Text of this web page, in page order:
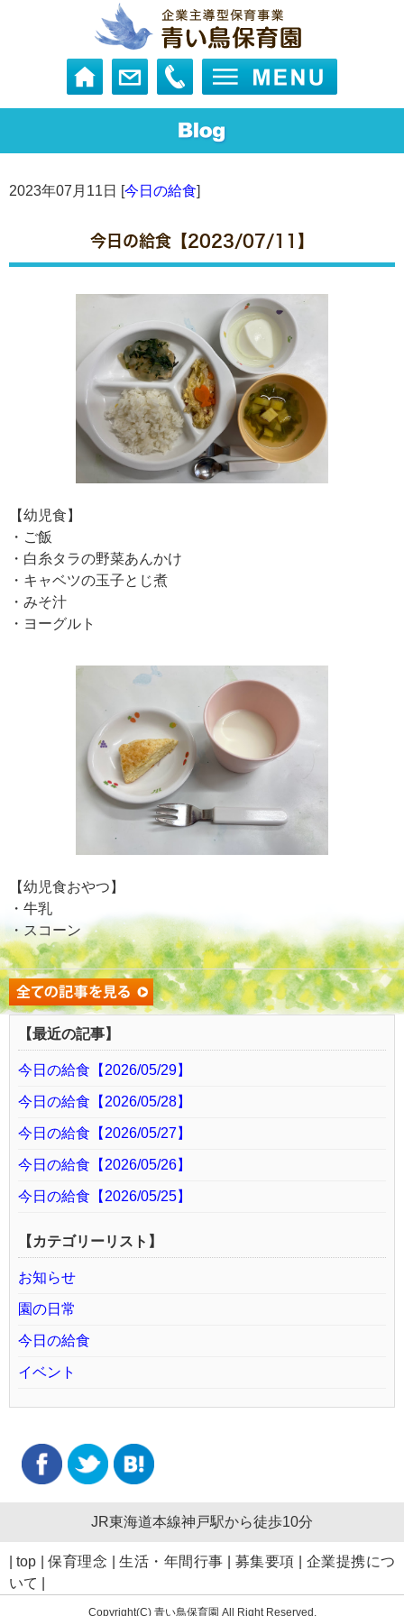
2023年07月11日 [今日の給食]
今日の給食【2023/07/11】
【幼児食】
・ご飯
・白糸タラの野菜あんかけ
・キャベツの玉子とじ煮
・みそ汁
・ヨーグルト
【幼児食おやつ】
・牛乳
・スコーン
【最近の記事】
今日の給食【2026/05/29】
今日の給食【2026/05/28】
今日の給食【2026/05/27】
今日の給食【2026/05/26】
今日の給食【2026/05/25】
【カテゴリーリスト】
お知らせ
園の日常
今日の給食
イベント
JR東海道本線神戸駅から徒歩10分
|top |保育理念 |生活・年間行事 募集要項
企業提携につ
いて
Copyright(C) 青い鳥保育園 All Right Reserved.